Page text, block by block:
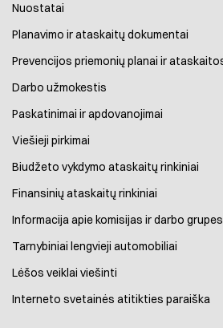
Nuostatai
Planavimo ir ataskaitų dokumentai
Prevencijos priemonių planai ir
Darbo užmokestis
Paskatinimai ir apdovanojimai
Viešieji pirkimai
Biudžeto vykdymo ataskaitų rinkiniai
Finansinių ataskaitų rinkiniai
Informacija apie komisijas ir darbo grupes
Tarnybiniai lengvieji automobiliai
Lėšos veiklai viešinti
Interneto svetainės atitikties paraiška